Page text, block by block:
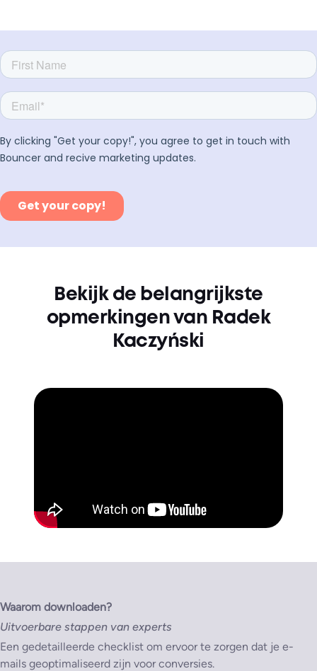
Bekijk de belangrijkste
opmerkingen van Radek
Kaczyński
Waarom downloaden?
Uitvoerbare stappen van experts
Een gedetailleerde checklist om ervoor te zorgen dat je e-
mails geoptimaliseerd zijn voor conversies.